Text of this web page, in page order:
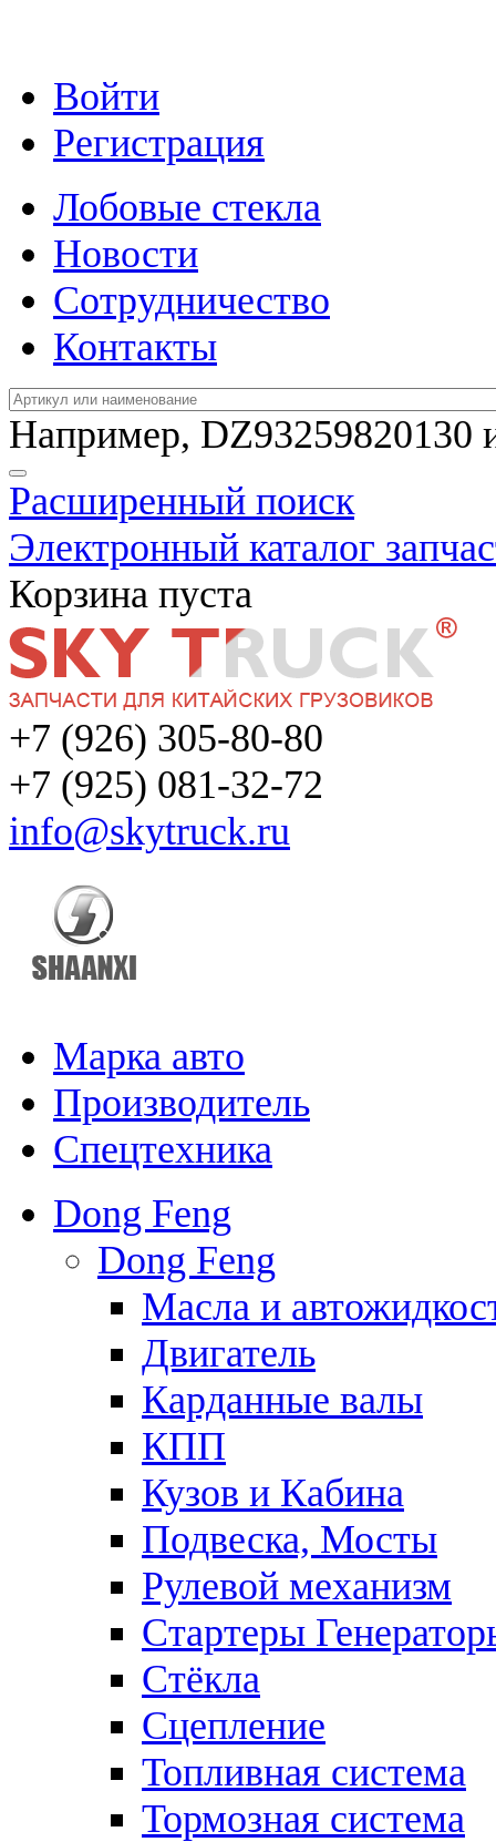
Войти
Регистрация
Лобовые стекла
Новости
Сотрудничество
Контакты
Например, DZ93259820130
Расширенный поиск
Электронный каталог
Корзина пуста
+7 (926) 305-80-80
+7 (925) 081-32-72
info@skytruck.ru
Марка авто
Производитель
Спецтехника
Dong Feng
Dong Feng
Масла и
Двигатель
Карданные валы
КПП
Кузов и Кабина
Подвеска, Мосты
Рулевой механизм
Стартеры
Стёкла
Сцепление
Топливная система
Тормозная система